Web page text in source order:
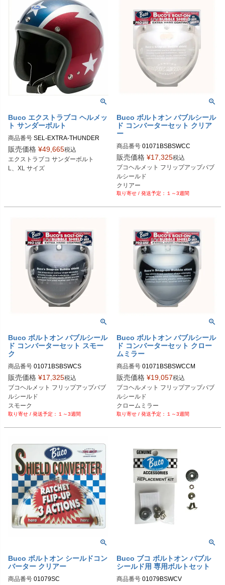
Buco エクストラブコ ヘルメッ
ト サンダーボルト
商品番号 SEL-EXTRA-THUNDER
Lサイズ商品コード：0107EBCTB20
225
販売価格 ¥49,665税込
エクストラブコ サンダーボルト
L、XL サイズ
Buco ボルトオン バブルシール
ド コンバーターセット クリア
ー
商品番号 01071BSBSWCC
Buco（ブコ）
販売価格 ¥17,325税込
ブコヘルメット フリップアップバブ
ルシールド
クリアー
１～3週間
Buco ボルトオン バブルシール
ド コンバーターセット スモー
ク
商品番号 01071BSBSWCS
Buco（ブコ）
販売価格 ¥17,325税込
ブコヘルメット フリップアップバブ
ルシールド
スモーク
１～3週間
Buco ボルトオン バブルシール
ド コンバーターセット クロー
ムミラー
商品番号 01071BSBSWCCM
Buco（ブコ）
販売価格 ¥19,057税込
ブコヘルメット フリップアップバブ
ルシールド
クロームミラー
１～3週間
Buco ボルトオン シールドコン
バーター クリアー
商品番号 01079SC
Buco ブコ ボルトオン バブル
シールド用 専用ボルトセット
商品番号 01079BSWCV